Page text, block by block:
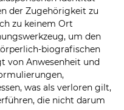
der Zugehörigkeit zu
zu keinem Ort
um den
biografischen
von Anwesenheit und
was als verloren gilt,
die nicht darum